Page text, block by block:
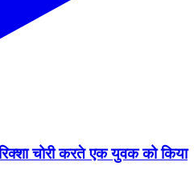
चोरी करते एक युवक को किया